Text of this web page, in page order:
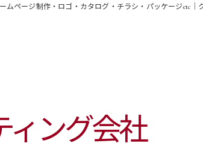
ムページ制作・ロゴ・カタログ・チラシ・パッケージetc｜
ィング会社